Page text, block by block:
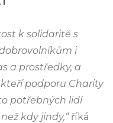
k solidaritě s
i
a prostředky, a
podporu Charity
potřebných lidí
kdy jindy,“říká